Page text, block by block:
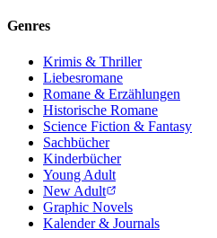
Genres
Krimis & Thriller
Liebesromane
Romane & Erzählungen
Historische Romane
Science Fiction & Fantasy
Sachbücher
Kinderbücher
Young Adult
New Adult
Graphic Novels
Kalender & Journals